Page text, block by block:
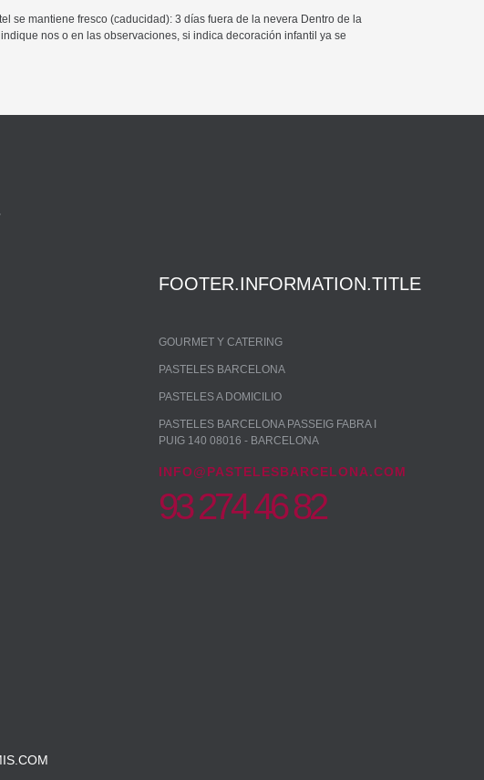
se mantiene fresco (caducidad): 3 días fuera de la nevera Dentro de la
nos o en las observaciones, si indica decoración infantil ya se
FOOTER.INFORMATION.TITLE
GOURMET Y CATERING
PASTELES BARCELONA
PASTELES A DOMICILIO
PASTELES BARCELONA PASSEIG FABRA I
PUIG 140 08016 - BARCELONA
INFO@PASTELESBARCELONA.COM
93 274 46 82